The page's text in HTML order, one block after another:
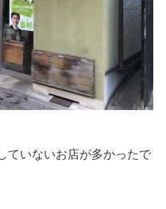
ていないお店が多かったで